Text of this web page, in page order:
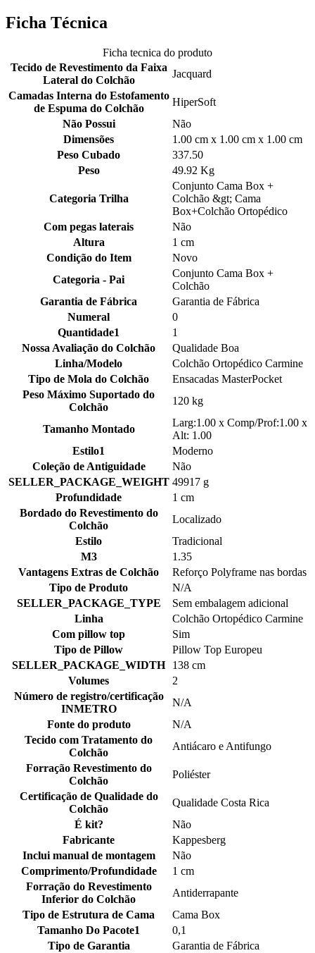
Ficha Técnica
Ficha tecnica do produto
Tecido de Revestimento da Faixa
Lateral do Colchão
Jacquard
Camadas Interna do Estofamento
de Espuma do Colchão
HiperSoft
Não Possui
Não
Dimensões
1.00 cm x 1.00 cm x 1.00 cm
Peso Cubado
337.50
Peso
49.92 Kg
Categoria Trilha
Conjunto Cama Box +
Colchão &gt; Cama
Box+Colchão Ortopédico
Com pegas laterais
Não
Altura
1 cm
Condição do Item
Novo
Categoria - Pai
Conjunto Cama Box +
Colchão
Garantia de Fábrica
Garantia de Fábrica
Numeral
0
Quantidade1
1
Nossa Avaliação do Colchão
Qualidade Boa
Linha/Modelo
Colchão Ortopédico Carmine
Tipo de Mola do Colchão
Ensacadas MasterPocket
Peso Máximo Suportado do
Colchão
120 kg
Tamanho Montado
Larg:1.00 x Comp/Prof:1.00 x
Alt: 1.00
Estilo1
Moderno
Coleção de Antiguidade
Não
SELLER_PACKAGE_WEIGHT 49917 g
Profundidade
1 cm
Bordado do Revestimento do
Colchão
Localizado
Estilo
Tradicional
M3
1.35
Vantagens Extras de Colchão
Reforço Polyframe nas bordas
Tipo de Produto
N/A
SELLER_PACKAGE_TYPE
Sem embalagem adicional
Linha
Colchão Ortopédico Carmine
Com pillow top
Sim
Tipo de Pillow
Pillow Top Europeu
SELLER_PACKAGE_WIDTH
138 cm
Volumes
2
Número de registro/certificação
INMETRO
N/A
Fonte do produto
N/A
Tecido com Tratamento do
Colchão
Antiácaro e Antifungo
Forração Revestimento do
Colchão
Poliéster
Certificação de Qualidade do
Colchão
Qualidade Costa Rica
É kit?
Não
Fabricante
Kappesberg
Inclui manual de montagem
Não
Comprimento/Profundidade
1 cm
Forração do Revestimento
Inferior do Colchão
Antiderrapante
Tipo de Estrutura de Cama
Cama Box
Tamanho Do Pacote1
0,1
Tipo de Garantia
Garantia de Fábrica